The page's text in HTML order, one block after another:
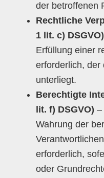
der betroffenen
Rechtliche
1 lit. c) DSGVO)
Erfüllung einer
erforderlich, der
unterliegt.
Berechtigte
lit. f) DSGVO) –
Wahrung der
erforderlich,
oder